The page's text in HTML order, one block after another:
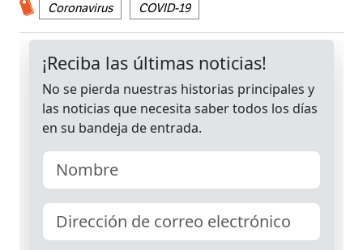
Coronavirus COVID-19